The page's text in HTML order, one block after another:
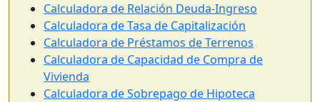
Calculadora de Relación Deuda-Ingreso
Calculadora de Tasa de Capitalización
Calculadora de Préstamos de Terrenos
Calculadora de Capacidad de Compra de
Vivienda
Calculadora de Sobrepago de Hipoteca